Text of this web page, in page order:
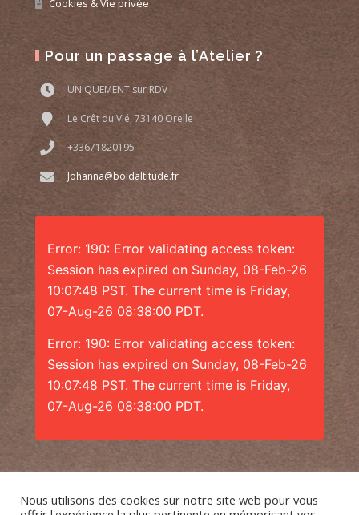
Cookies & Vie privée
Pour un passage à l’Atelier ?
UNIQUEMENT sur RDV !
Le Crêt du Vlé, 73140 Orelle
+33671820195
Johanna@boldaltitude.fr
Error: 190: Error validating access token:
Session has expired on Sunday, 08-Feb-26
10:07:48 PST. The current time is Friday,
07-Aug-26 08:38:00 PDT.
Error: 190: Error validating access token:
Session has expired on Sunday, 08-Feb-26
10:07:48 PST. The current time is Friday,
07-Aug-26 08:38:00 PDT.
Nous utilisons des cookies sur notre site web pour vous